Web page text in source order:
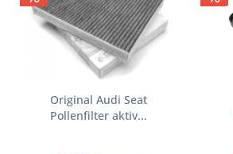
Original Audi Seat
Pollenfilter aktiv...